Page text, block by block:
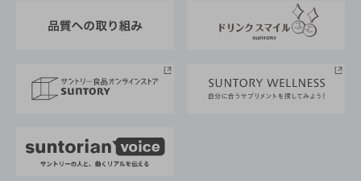
採用情報